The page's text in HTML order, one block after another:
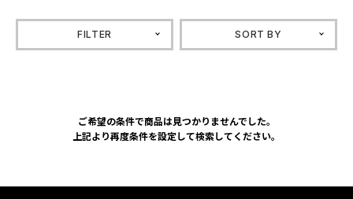
FILTER SORT BY
ご希望の条件で商品は見つかりませんでした。
上記より再度条件を設定して検索してください。